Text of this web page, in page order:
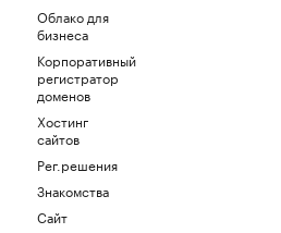
Облако для
бизнеса
Корпоративный
регистратор
доменов
Хостинг
сайтов
Рег.решения
Знакомства
Сайт